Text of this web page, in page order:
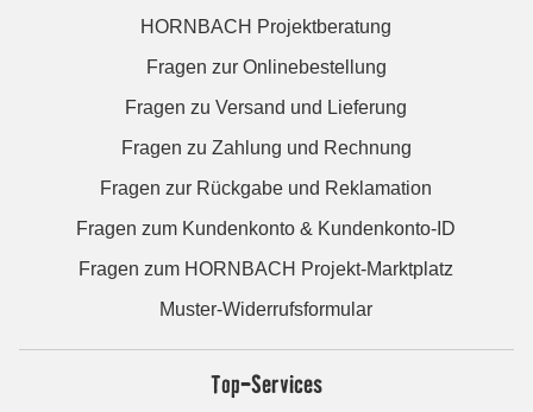
HORNBACH Projektberatung
Fragen zur Onlinebestellung
Fragen zu Versand und Lieferung
Fragen zu Zahlung und Rechnung
Fragen zur Rückgabe und Reklamation
Fragen zum Kundenkonto & Kundenkonto-ID
Fragen zum HORNBACH Projekt-Marktplatz
Muster-Widerrufsformular
Top-Services